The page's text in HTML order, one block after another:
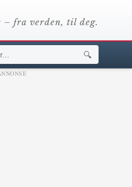
– fra verden, til deg.
🔍